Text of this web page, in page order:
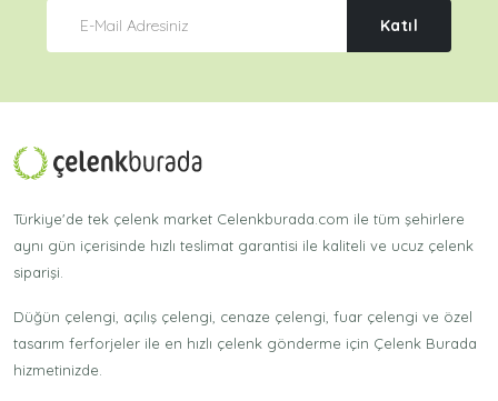
Katıl
Türkiye'de tek çelenk market Celenkburada.com ile tüm şehirlere
aynı gün içerisinde hızlı teslimat garantisi ile kaliteli ve ucuz çelenk
siparişi.
Düğün çelengi, açılış çelengi, cenaze çelengi, fuar çelengi ve özel
tasarım ferforjeler ile en hızlı çelenk gönderme için Çelenk Burada
hizmetinizde.